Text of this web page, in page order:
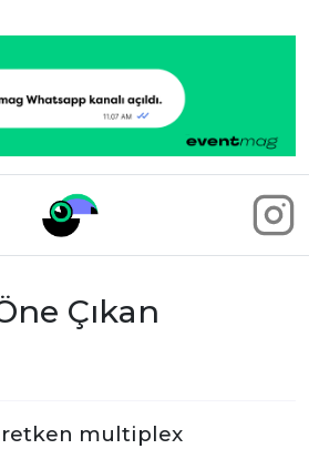
Çıkan
multiplex